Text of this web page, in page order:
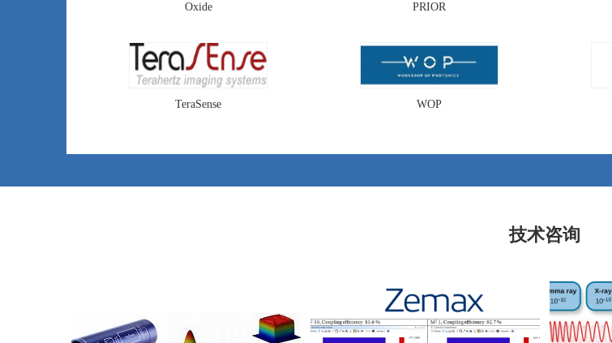
Oxide PRIOR
TeraSense WOP
技术咨询